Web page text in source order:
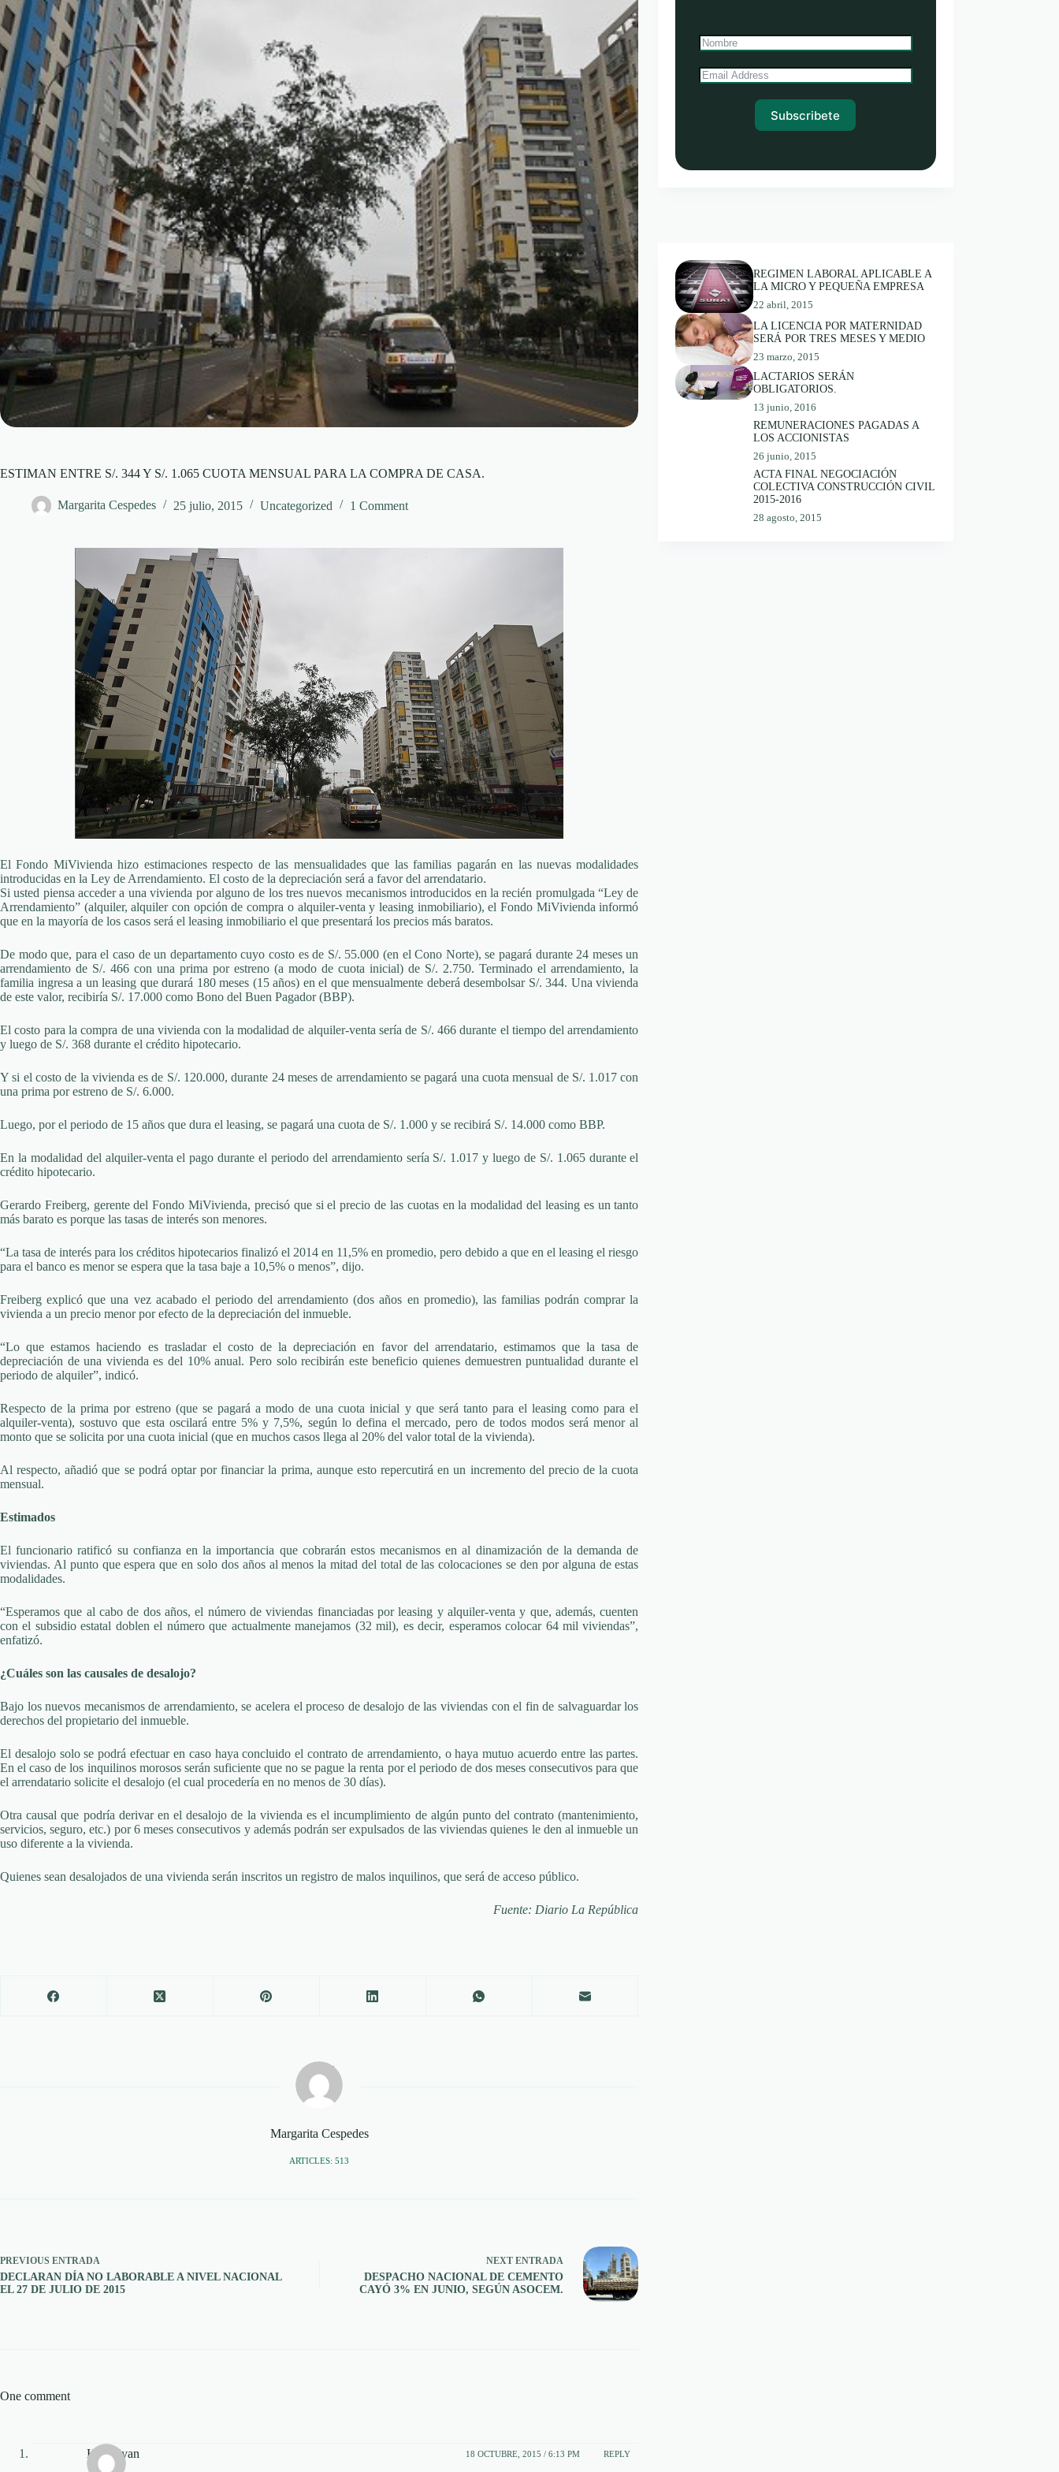
ESTIMAN ENTRE S/. 344 Y S/. 1.065 CUOTA MENSUAL PARA LA COMPRA DE CASA.
Margarita Cespedes 25 julio, 2015 Uncategorized 1 Comment
El Fondo MiVivienda hizo estimaciones respecto de las mensualidades que las familias pagarán en las nuevas modalidades
introducidas en la Ley de Arrendamiento. El costo de la depreciación será a favor del arrendatario.
Si usted piensa acceder a una vivienda por alguno de los tres nuevos mecanismos introducidos en la recién promulgada “Ley de
Arrendamiento” (alquiler, alquiler con opción de compra o alquiler-venta y leasing inmobiliario), el Fondo MiVivienda informó
que en la mayoría de los casos será el leasing inmobiliario el que presentará los precios más baratos.
De modo que, para el caso de un departamento cuyo costo es de S/. 55.000 (en el Cono Norte), se pagará durante 24 meses un
arrendamiento de S/. 466 con una prima por estreno (a modo de cuota inicial) de S/. 2.750. Terminado el arrendamiento, la
familia ingresa a un leasing que durará 180 meses (15 años) en el que mensualmente deberá desembolsar S/. 344. Una vivienda
de este valor, recibiría S/. 17.000 como Bono del Buen Pagador (BBP).
El costo para la compra de una vivienda con la modalidad de alquiler-venta sería de S/. 466 durante el tiempo del arrendamiento
y luego de S/. 368 durante el crédito hipotecario.
Y si el costo de la vivienda es de S/. 120.000, durante 24 meses de arrendamiento se pagará una cuota mensual de S/. 1.017 con
una prima por estreno de S/. 6.000.
Luego, por el periodo de 15 años que dura el leasing, se pagará una cuota de S/. 1.000 y se recibirá S/. 14.000 como BBP.
En la modalidad del alquiler-venta el pago durante el periodo del arrendamiento sería S/. 1.017 y luego de S/. 1.065 durante el
crédito hipotecario.
Gerardo Freiberg, gerente del Fondo MiVivienda, precisó que si el precio de las cuotas en la modalidad del leasing es un tanto
más barato es porque las tasas de interés son menores.
“La tasa de interés para los créditos hipotecarios finalizó el 2014 en 11,5% en promedio, pero debido a que en el leasing el riesgo
para el banco es menor se espera que la tasa baje a 10,5% o menos”, dijo.
Freiberg explicó que una vez acabado el periodo del arrendamiento (dos años en promedio), las familias podrán comprar la
vivienda a un precio menor por efecto de la depreciación del inmueble.
“Lo que estamos haciendo es trasladar el costo de la depreciación en favor del arrendatario, estimamos que la tasa de
depreciación de una vivienda es del 10% anual. Pero solo recibirán este beneficio quienes demuestren puntualidad durante el
periodo de alquiler”, indicó.
Respecto de la prima por estreno (que se pagará a modo de una cuota inicial y que será tanto para el leasing como para el
alquiler-venta), sostuvo que esta oscilará entre 5% y 7,5%, según lo defina el mercado, pero de todos modos será menor al
monto que se solicita por una cuota inicial (que en muchos casos llega al 20% del valor total de la vivienda).
Al respecto, añadió que se podrá optar por financiar la prima, aunque esto repercutirá en un incremento del precio de la cuota
mensual.
Estimados
El funcionario ratificó su confianza en la importancia que cobrarán estos mecanismos en al dinamización de la demanda de
viviendas. Al punto que espera que en solo dos años al menos la mitad del total de las colocaciones se den por alguna de estas
modalidades.
“Esperamos que al cabo de dos años, el número de viviendas financiadas por leasing y alquiler-venta y que, además, cuenten
con el subsidio estatal doblen el número que actualmente manejamos (32 mil), es decir, esperamos colocar 64 mil viviendas”,
enfatizó.
¿Cuáles son las causales de desalojo?
Bajo los nuevos mecanismos de arrendamiento, se acelera el proceso de desalojo de las viviendas con el fin de salvaguardar los
derechos del propietario del inmueble.
El desalojo solo se podrá efectuar en caso haya concluido el contrato de arrendamiento, o haya mutuo acuerdo entre las partes.
En el caso de los inquilinos morosos serán suficiente que no se pague la renta por el periodo de dos meses consecutivos para que
el arrendatario solicite el desalojo (el cual procedería en no menos de 30 días).
Otra causal que podría derivar en el desalojo de la vivienda es el incumplimiento de algún punto del contrato (mantenimiento,
servicios, seguro, etc.) por 6 meses consecutivos y además podrán ser expulsados de las viviendas quienes le den al inmueble un
uso diferente a la vivienda.
Quienes sean desalojados de una vivienda serán inscritos un registro de malos inquilinos, que será de acceso público.
Fuente: Diario La República
Margarita Cespedes
ARTICLES: 513
PREVIOUS ENTRADA
DECLARAN DÍA NO LABORABLE A NIVEL NACIONAL
EL 27 DE JULIO DE 2015
NEXTENTRADA
DESPACHO NACIONAL DE CEMENTO
CAYÓ 3% EN JUNIO, SEGÚN ASOCEM.
One comment
Hugo ivan 18 OCTUBRE, 2015 / 6:13 PM REPLY
Subscribete
REGIMEN LABORAL APLICABLE A
LA MICRO Y PEQUEÑA EMPRESA
22 abril, 2015
LA LICENCIA POR MATERNIDAD
SERÁ POR TRES MESES Y MEDIO
23 marzo, 2015
LACTARIOS SERÁN
OBLIGATORIOS.
13 junio, 2016
REMUNERACIONES PAGADAS A
LOS ACCIONISTAS
26 junio, 2015
ACTA FINAL NEGOCIACIÓN
COLECTIVA CONSTRUCCIÓN CIVIL
2015-2016
28 agosto, 2015